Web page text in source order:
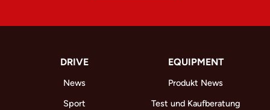
DRIVE
News
Sport
EQUIPMENT
Produkt News
Test und Kaufberatung